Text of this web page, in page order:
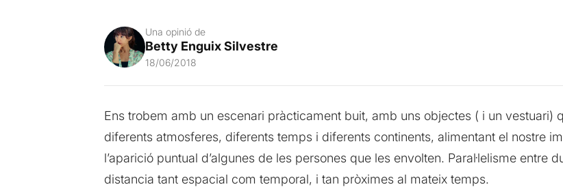
Una opinió de
Betty Enguix Silvestre
18/06/2018
Ens trobem amb un escenari pràcticament buit, amb uns objectes ( i un vestuari)
diferents atmosferes, diferents temps i diferents continents, alimentant el nostre
l’aparició puntual d’algunes de les persones que les envolten. Paral·lelisme entre
distancia tant espacial com temporal, i tan pròximes al mateix temps.